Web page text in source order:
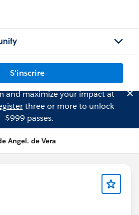
S'inscrire
and maximize your impact at
three or more to unlock
$999 passes.
Angel. de Vera